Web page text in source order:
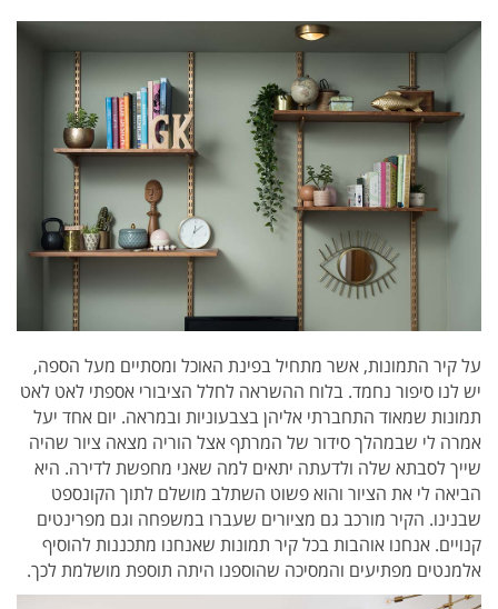
על קיר התמונות, אשר מתחיל בפינת האוכל ומסתיים מעל הספה,
יש לנו סיפור נחמד. בלוח ההשראה לחלל הציבורי אספתי לאט לאט
תמונות שמאוד התחברתי אליהן בצבעוניות ובמראה. יום אחד יעל
אמרה לי שבמהלך סידור של המרתף אצל הוריה מצאה ציור שהיה
שייך לסבתא שלה ולדעתה יתאים למה שאני מחפשת לדירה. היא
הביאה לי את הציור והוא פשוט השתלב מושלם לתוך הקונספט
שבנינו. הקיר מורכב גם מציורים שעברו במשפחה וגם מפרינטים
קנויים. אנחנו אוהבות בכל קיר תמונות שאנחנו מתכננות להוסיף
אלמנטים מפתיעים והמסיכה שהוספנו היתה תוספת מושלמת לכך.